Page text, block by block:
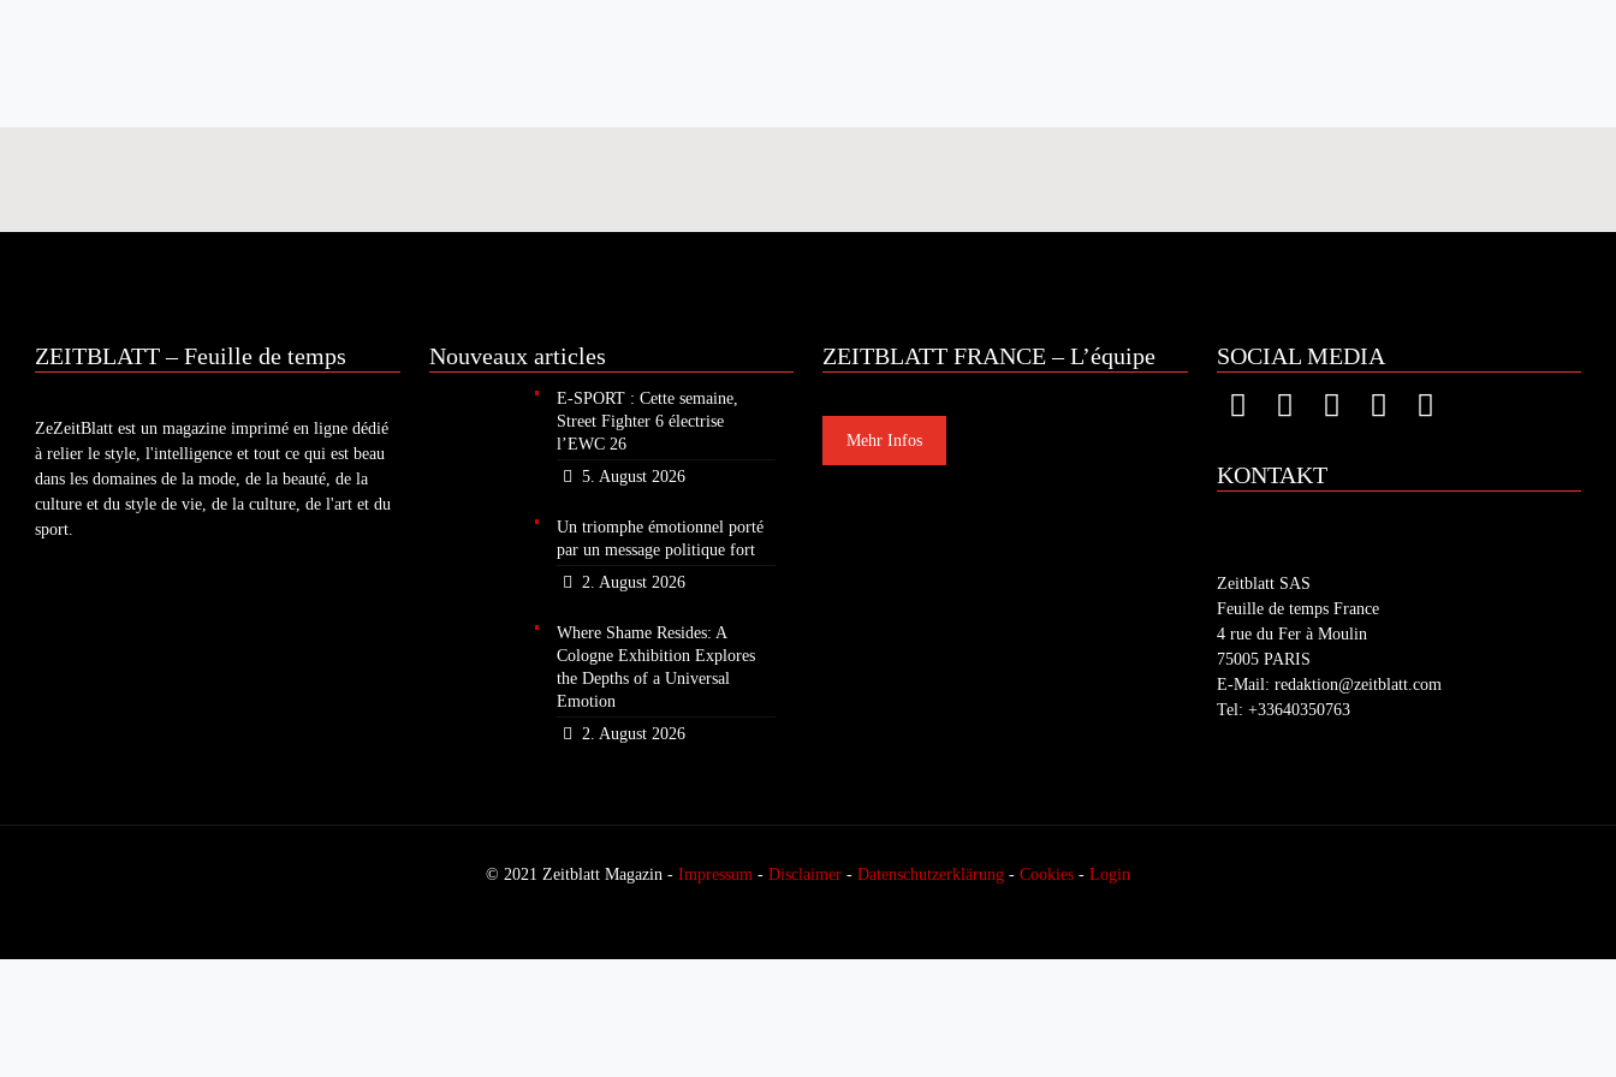
ZEITBLATT – Feuille de temps
ZeZeitBlatt est un magazine imprimé en ligne dédié
à relier le style, l'intelligence et tout ce qui est beau
dans les domaines de la mode, de la beauté, de la
culture et du style de vie, de la culture, de l'art et du
sport.
Nouveaux articles
E-SPORT : Cette semaine,
Street Fighter 6 électrise
l’EWC 26
5. August 2026
Un triomphe émotionnel porté
par un message politique fort
2. August 2026
Where Shame Resides: A
Cologne Exhibition Explores
the Depths of a Universal
Emotion
2. August 2026
ZEITBLATT FRANCE – L’équipe
Mehr Infos
SOCIAL MEDIA
KONTAKT
Zeitblatt SAS
Feuille de temps France
4 rue du Fer à Moulin
75005 PARIS
E-Mail: redaktion@zeitblatt.com
Tel: +33640350763
© 2021 Zeitblatt Magazin - Impressum - Disclaimer - Datenschutzerklärung - Cookies - Login